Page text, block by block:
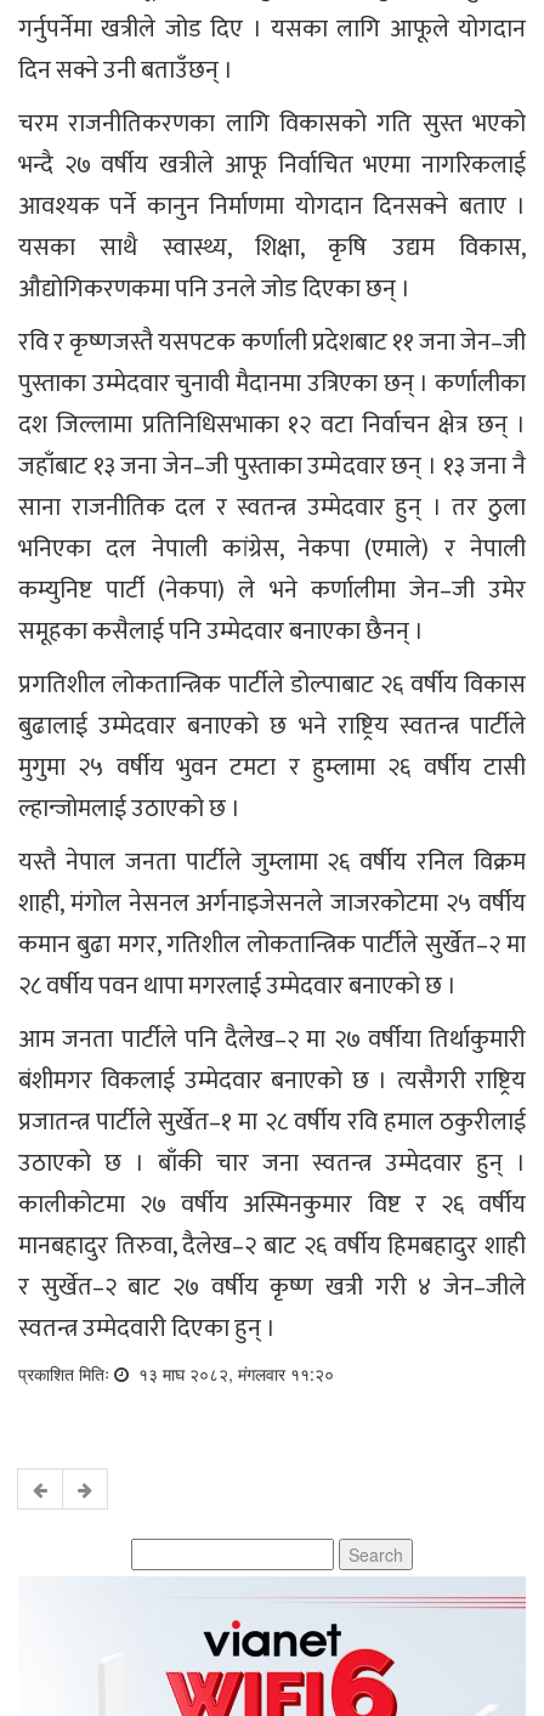
गर्नुपर्नेमा खत्रीले जोड दिए । यसका लागि आफूले योगदान
दिन सक्ने उनी बताउँछन् ।
चरम राजनीतिकरणका लागि विकासको गति सुस्त भएको
भन्दै २७ वर्षीय खत्रीले आफू निर्वाचित भएमा नागरिकलाई
आवश्यक पर्ने कानुन निर्माणमा योगदान दिनसक्ने बताए ।
यसका साथै स्वास्थ्य, शिक्षा, कृषि उद्यम विकास,
औद्योगिकरणकमा पनि उनले जोड दिएका छन् ।
रवि र कृष्णजस्तै यसपटक कर्णाली प्रदेशबाट ११ जना जेन–जी
पुस्ताका उम्मेदवार चुनावी मैदानमा उत्रिएका छन् । कर्णालीका
दश जिल्लामा प्रतिनिधिसभाका १२ वटा निर्वाचन क्षेत्र छन् ।
जहाँबाट १३ जना जेन–जी पुस्ताका उम्मेदवार छन् । १३ जना नै
साना राजनीतिक दल र स्वतन्त्र उम्मेदवार हुन् । तर ठुला
भनिएका दल नेपाली कांग्रेस, नेकपा (एमाले) र नेपाली
कम्युनिष्ट पार्टी (नेकपा) ले भने कर्णालीमा जेन–जी उमेर
समूहका कसैलाई पनि उम्मेदवार बनाएका छैनन् ।
प्रगतिशील लोकतान्त्रिक पार्टीले डोल्पाबाट २६ वर्षीय विकास
बुढालाई उम्मेदवार बनाएको छ भने राष्ट्रिय स्वतन्त्र पार्टीले
मुगुमा २५ वर्षीय भुवन टमटा र हुम्लामा २६ वर्षीय टासी
ल्हान्जोमलाई उठाएको छ ।
यस्तै नेपाल जनता पार्टीले जुम्लामा २६ वर्षीय रनिल विक्रम
शाही, मंगोल नेसनल अर्गनाइजेसनले जाजरकोटमा २५ वर्षीय
कमान बुढा मगर, गतिशील लोकतान्त्रिक पार्टीले सुर्खेत–२ मा
२८ वर्षीय पवन थापा मगरलाई उम्मेदवार बनाएको छ ।
आम जनता पार्टीले पनि दैलेख–२ मा २७ वर्षीया तिर्थाकुमारी
बंशीमगर विकलाई उम्मेदवार बनाएको छ । त्यसैगरी राष्ट्रिय
प्रजातन्त्र पार्टीले सुर्खेत–१ मा २८ वर्षीय रवि हमाल ठकुरीलाई
उठाएको छ । बाँकी चार जना स्वतन्त्र उम्मेदवार हुन् ।
कालीकोटमा २७ वर्षीय अस्मिनकुमार विष्ट र २६ वर्षीय
मानबहादुर तिरुवा, दैलेख–२ बाट २६ वर्षीय हिमबहादुर शाही
र सुर्खेत–२ बाट २७ वर्षीय कृष्ण खत्री गरी ४ जेन–जीले
स्वतन्त्र उम्मेदवारी दिएका हुन् ।
प्रकाशित मितिः १३ माघ २०८२, मंगलवार ११:२०
for: